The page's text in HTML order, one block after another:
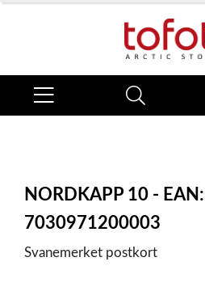
NORDKAPP 10 - EAN:
7030971200003
Svanemerket postkort